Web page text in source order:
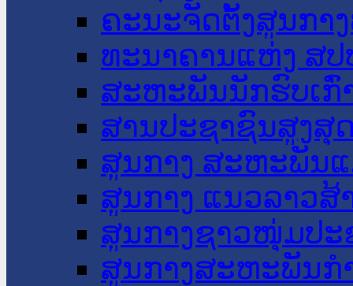
ຄະນະຈັດຕັ້ງສູນກາ
ທະນາຄານແຫ່ງ ສປ
ສະຫະພັນນັກຮົບເກົ່
ສານປະຊາຊົນສູງສຸ
ສູນກາງ ສະຫະພັນ
ສູນກາງ ແນວລາວສ້
ສູນກາງຊາວໜຸ່ມປະ
ສູນກາງສະຫະພັນກ